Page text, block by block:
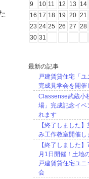
9
10 11 12 13 14
16 17 18 19 20 21
23 24 25 26 27 28
30 31
最新の記事
戸建賃貸住宅「ユ
完成見学会を開催
Classense武蔵小
場」完成記念イベ
れます
【終了しました
み工作教室開催し
【終了しました
月1日開催！土地
戸建賃貸住宅ユ
会